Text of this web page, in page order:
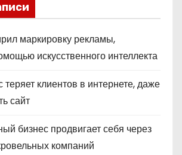
маркировку рекламы,
искусственного интеллекта
клиентов в интернете, даже
сайт
бизнес продвигает себя через
компаний